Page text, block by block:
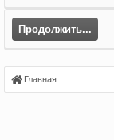
Продолжить...
Главная